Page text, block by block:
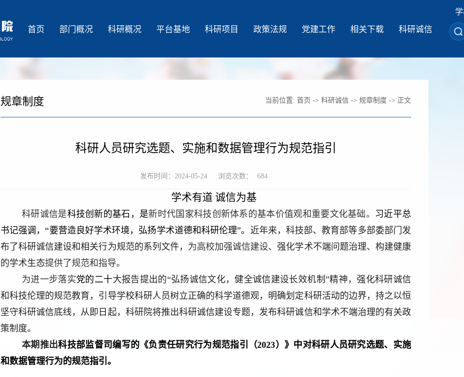
首页 部门概况 科研概况 平台基地 科研项目 政策法规 党建工作 相关下载 科研诚信
规章制度 当前位置: 首页 -> 科研诚信 -> 规章制度 -> 正文
科研人员研究选题、实施和数据管理行为规范指引
发布时间：2024-05-24 浏览次数： 684
学术有道 诚信为基
科研诚信是科技创新的基石，是新时代国家科技创新体系的基本价值观和重要文化基础。 习近平总
书记强调，“要营造良好学术环境，弘扬学术道德和科研伦理”。 近年来，科技部、教育部等多部委部门发
布了科研诚信建设和相关行为规范的系列文件， 为高校加强诚信建设、 强化学术不端问题治理、构建健康
的学术生态提供了规范和指导。
为进一步落实党的二十大报告提出的“弘扬诚信文化，健全诚信建设长效机制”精神，强化科研诚信
和科技伦理的规范教育，引导学校科研人员树立正确的科学道德观，明确划定科研活动的边界，持之以恒
坚守科研诚信底线，从即日起，科研院将推出科研诚信建设专题，发布科研诚信和学术不端治理的有关政
策制度。
本期推出科技部监督司编写的 《负责任研究行为规范指引（2023）》中对科研人员研究选题、实施
和数据管理行为的规范指引。